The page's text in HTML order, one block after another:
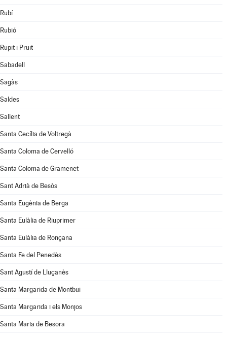
Rubí
Rubió
Rupit i Pruit
Sabadell
Sagàs
Saldes
Sallent
Santa Cecília de Voltregà
Santa Coloma de Cervelló
Santa Coloma de Gramenet
Sant Adrià de Besòs
Santa Eugènia de Berga
Santa Eulàlia de Riuprimer
Santa Eulàlia de Ronçana
Santa Fe del Penedès
Sant Agustí de Lluçanès
Santa Margarida de Montbui
Santa Margarida i els Monjos
Santa Maria de Besora